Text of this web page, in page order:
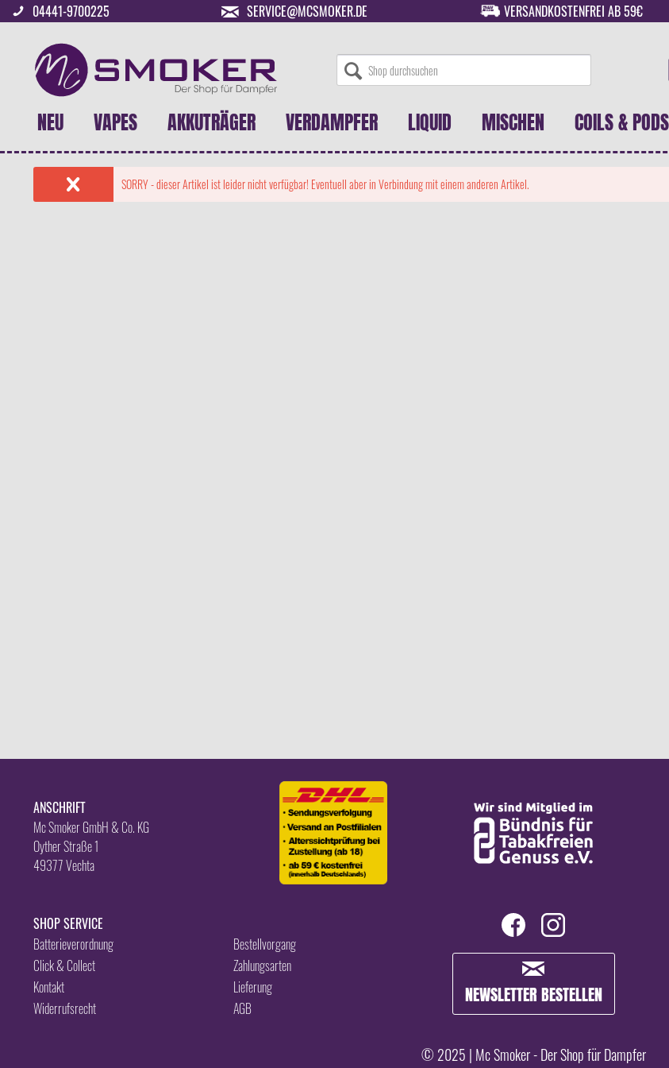
04441-9700225 SERVICE@MCSMOKER.DE VERSANDKOSTENFREI AB 59€
NEU VAPES AKKUTRÄGER VERDAMPFER LIQUID MISCHEN COILS & PODS
SORRY - dieser Artikel ist leider nicht verfügbar! Eventuell aber in Verbindung mit einem anderen Artikel.
ANSCHRIFT
Mc Smoker GmbH & Co. KG
Oyther Straße 1
49377 Vechta
SHOP SERVICE
Batterieverordnung
Bestellvorgang
Click & Collect
Zahlungsarten
Kontakt
Lieferung
Widerrufsrecht
AGB
NEWSLETTER BESTELLEN
© 2025 | Mc Smoker - Der Shop für Dampfer